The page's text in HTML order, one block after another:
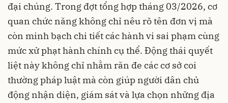
đại chúng. Trong đợt tổng hợp tháng 03/2026, cơ
quan chức năng không chỉ nêu rõ tên đơn vị mà
còn minh bạch chi tiết các hành vi sai phạm cùng
mức xử phạt hành chính cụ thể. Động thái quyết
liệt này không chỉ nhằm răn đe các cơ sở coi
thường pháp luật mà còn giúp người dân chủ
động nhận diện, giám sát và lựa chọn những địa